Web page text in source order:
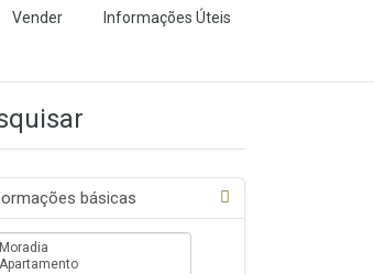
Vender Informações Úteis
básicas